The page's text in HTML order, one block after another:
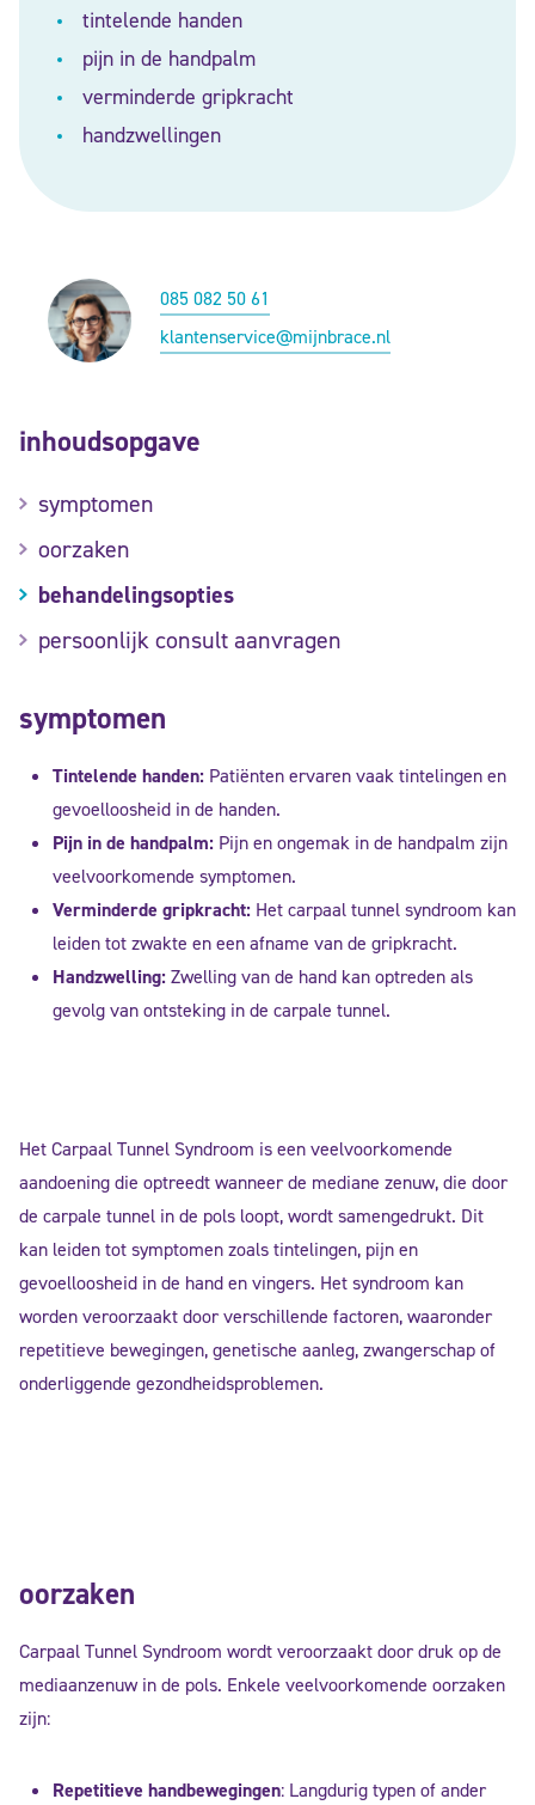
tintelende handen
pijn in de handpalm
verminderde gripkracht
handzwellingen
085 082 50 61
klantenservice@mijnbrace.nl
symptomen
Tintelende handen: Patiënten ervaren vaak tintelingen en
gevoelloosheid in de handen.
Pijn in de handpalm: Pijn en ongemak in de handpalm zijn
veelvoorkomende symptomen.
Verminderde gripkracht: Het carpaal tunnel syndroom kan
leiden tot zwakte en een afname van de gripkracht.
Handzwelling:Zwelling van de hand kan optreden als
gevolg van ontsteking in de carpale tunnel.
Het Carpaal Tunnel Syndroom is een veelvoorkomende
aandoening die optreedt wanneer de mediane zenuw, die door
de carpale tunnel in de pols loopt, wordt samengedrukt. Dit
kan leiden tot symptomen zoals tintelingen, pijn en
gevoelloosheid in de hand en vingers. Het syndroom kan
worden veroorzaakt door verschillende factoren, waaronder
repetitieve bewegingen, genetische aanleg, zwangerschap of
onderliggende gezondheidsproblemen.
oorzaken
Carpaal Tunnel Syndroom wordt veroorzaakt door druk op de
mediaanzenuw in de pols. Enkele veelvoorkomende oorzaken
zijn:
Repetitieve handbewegingen: Langdurig typen of ander
inhoudsopgave
symptomen
oorzaken
behandelingsopties
persoonlijk consult aanvragen